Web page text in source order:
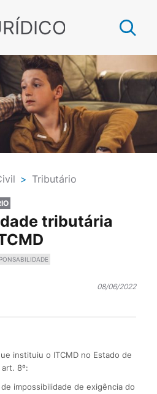
> Tributário
tributária
08/06/2022
instituiu o ITCMD no Estado de
8º:
impossibilidade de exigência do